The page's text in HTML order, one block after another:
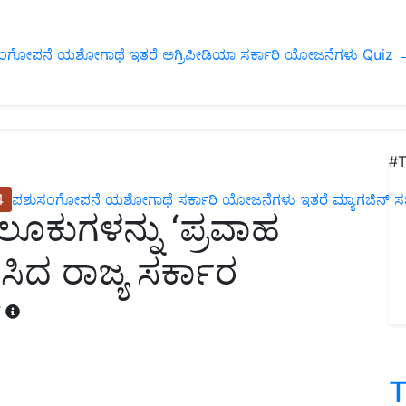
ಯಶೋಗಾಥೆ ಇತರೆ ಅಗ್ರಿಪೀಡಿಯಾ ಸರ್ಕಾರಿ ಯೋಜನೆಗಳು Quiz
ಪಶುಸಂಗೋಪನೆ ಯಶೋಗಾಥೆ ಸರ್ಕಾರಿ ಯೋಜನೆಗಳು ಇತರೆ ಮ್ಯಾಗಜಿನ್‌
‘ಪ್ರವಾಹ
ರಾಜ್ಯ ಸರ್ಕಾರ